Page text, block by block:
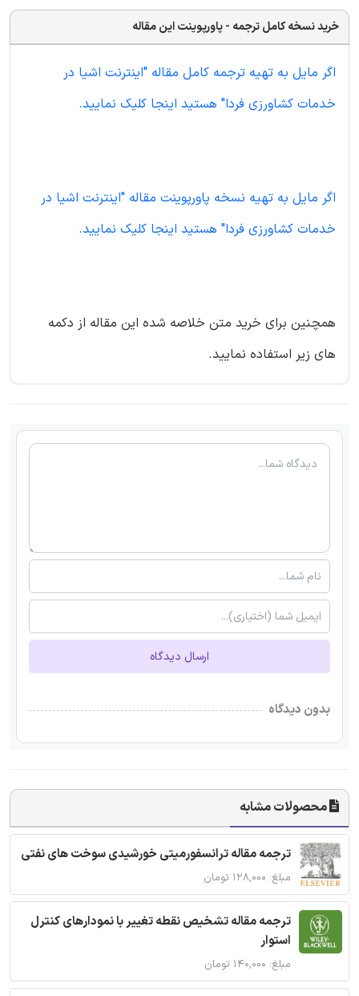
خرید نسخه کامل ترجمه - پاورپوینت این مقاله
اگر مایل به تهیه ترجمه کامل مقاله "اینترنت اشیا در
خدمات کشاورزی فردا" هستید اینجا کلیک نمایید.
اگر مایل به تهیه نسخه پاورپوینت مقاله "اینترنت اشیا در
خدمات کشاورزی فردا" هستید اینجا کلیک نمایید.
همچنین برای خرید متن خلاصه شده این مقاله از دکمه
های زیر استفاده نمایید.
ارسال دیدگاه
بدون دیدگاه
محصولات مشابه
ترجمه مقاله ترانسفورمیتی خورشیدی سوخت های نفتی
مبلغ: ۱۲۸,۰۰۰ تومان
ترجمه مقاله تشخیص نقطه تغییر با نمودارهای کنترل
استوار
مبلغ: ۱۴۰,۰۰۰ تومان